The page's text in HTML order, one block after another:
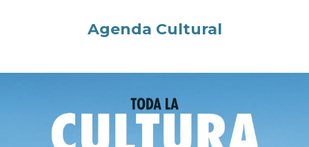
Agenda Cultural